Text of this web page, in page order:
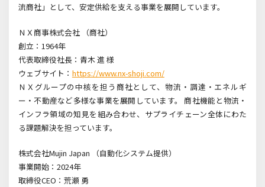
流商社」として、安定供給を支える事業を展開しています。
ＮＸ商事株式会社 （商社）
創立：1964年
代表取締役社長：青木 進 様
ウェブサイト： https://www.nx-shoji.com/
ＮＸグループの中核を担う商社として、物流・調達・エネルギ
ー・不動産など多様な事業を展開しています。 商社機能と物流・
インフラ領域の知見を組み合わせ、サプライチェーン全体にわた
る課題解決を担っています。
株式会社Mujin Japan （自動化システム提供）
事業開始：2024年
取締役CEO：荒瀬 勇